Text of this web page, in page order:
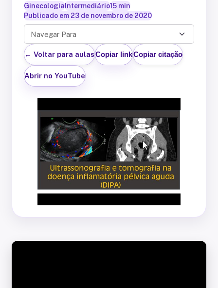
Ginecologia Intermediário15 min
Publicado em 23 de novembro de 2020
Navegar Para
← Voltar para aulasCopiar linkCopiar citação
Abrir no YouTube